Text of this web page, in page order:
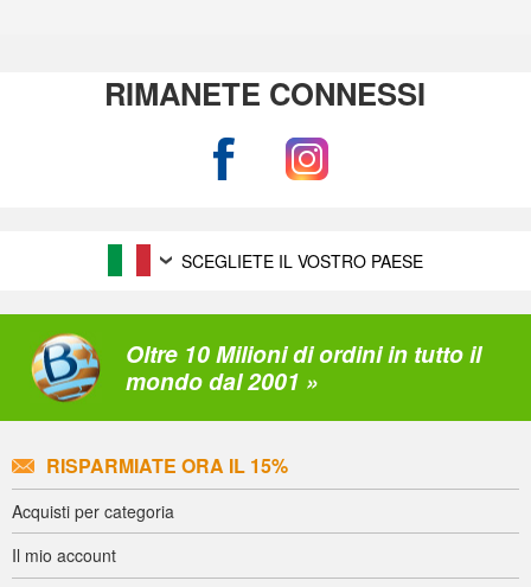
RIMANETE CONNESSI
SCEGLIETE IL VOSTRO PAESE
Oltre 10 Milioni di ordini in tutto il
mondo dal 2001 »
RISPARMIATE ORA IL 15%
Acquisti per categoria
Il mio account